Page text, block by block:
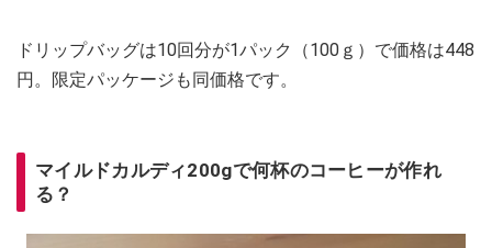
ドリップバッグは10回分が1パック（100ｇ）で価格は448
円。限定パッケージも同価格です。
マイルドカルディ200gで何杯のコーヒーが作れ
る？